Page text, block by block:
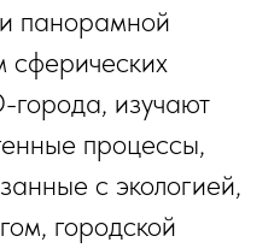
панорамной
сферических
города, изучают
процессы,
с экологией,
городской